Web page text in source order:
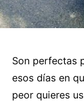
Son perfectas
esos días en
peor quieres